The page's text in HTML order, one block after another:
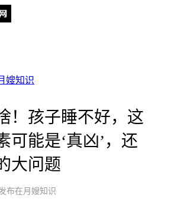
嫂知识
！孩子睡不好，这
可能是‘真凶’，还
大问题
布在月嫂知识